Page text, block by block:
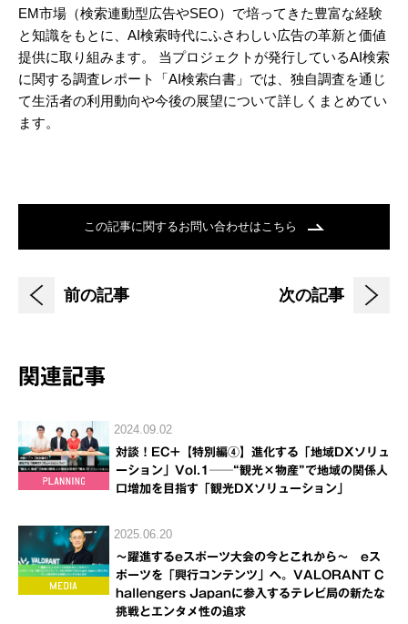
EM市場（検索連動型広告やSEO）で培ってきた豊富な経験
と知識をもとに、AI検索時代にふさわしい広告の革新と価値
提供に取り組みます。 当プロジェクトが発行しているAI検索
に関する調査レポート「AI検索白書」では、独自調査を通じ
て生活者の利用動向や今後の展望について詳しくまとめてい
ます。
この記事に関するお問い合わせはこちら
前の記事 次の記事
関連記事
2024.09.02
対談！EC+【特別編④】進化する「地域DXソリュ
ーション」Vol.1──“観光×物産”で地域の関係人
口増加を目指す「観光DXソリューション」
2025.06.20
～躍進するeスポーツ大会の今とこれから～ eス
ポーツを「興行コンテンツ」へ。VALORANT C
hallengers Japanに参入するテレビ局の新たな
挑戦とエンタメ性の追求